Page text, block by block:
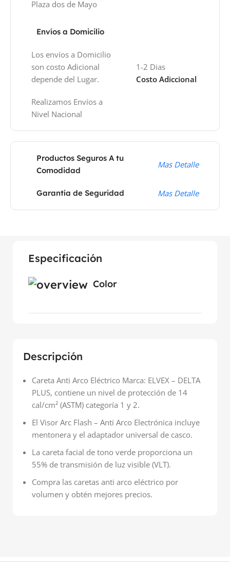
Plaza dos de Mayo
Envíos a Domicilio
Los envíos a Domicilio
son costo Adicional
depende del Lugar.
Realizamos Envíos a
Nivel Nacional
1-2 Dias
Costo Adiccional
Productos Seguros A tu
Comodidad
Mas Detalle
Garantía de Seguridad Mas Detalle
Descripción
Careta Anti Arco Eléctrico Marca: ELVEX – DELTA
PLUS, contiene un nivel de protección de 14
cal/cm² (ASTM) categoría 1 y 2.
El Visor Arc Flash – Anti Arco Electrónica incluye
mentonera y el adaptador universal de casco.
La careta facial de tono verde proporciona un
55% de transmisión de luz visible (VLT).
Compra las caretas anti arco eléctrico por
volumen y obtén mejores precios.
Especificación
Color